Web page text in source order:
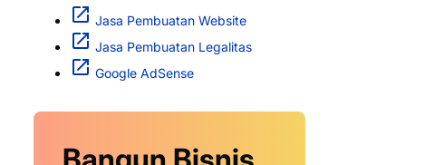
Jasa Pembuatan Website
Jasa Pembuatan Legalitas
Google AdSense